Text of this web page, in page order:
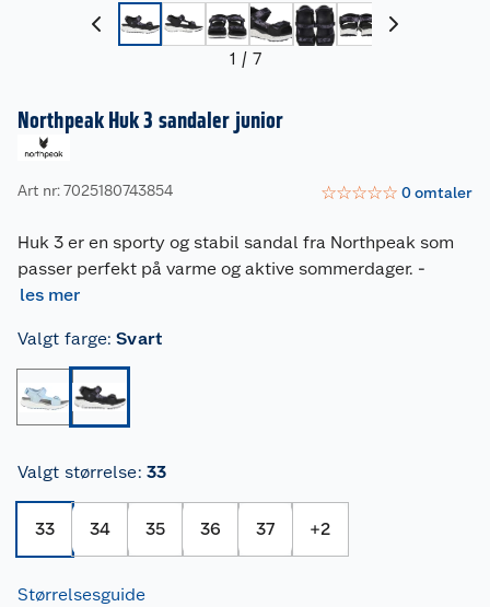
1 / 7
Northpeak Huk 3 sandaler junior
Art nr: 7025180743854 ☆☆☆☆☆ 0omtaler
Huk 3 er en sporty og stabil sandal fra Northpeak som
passer perfekt på varme og aktive sommerdager. -
les mer
Valgt farge: Svart
Valgt størrelse: 33
33 34 35 36 37 +2
Størrelsesguide